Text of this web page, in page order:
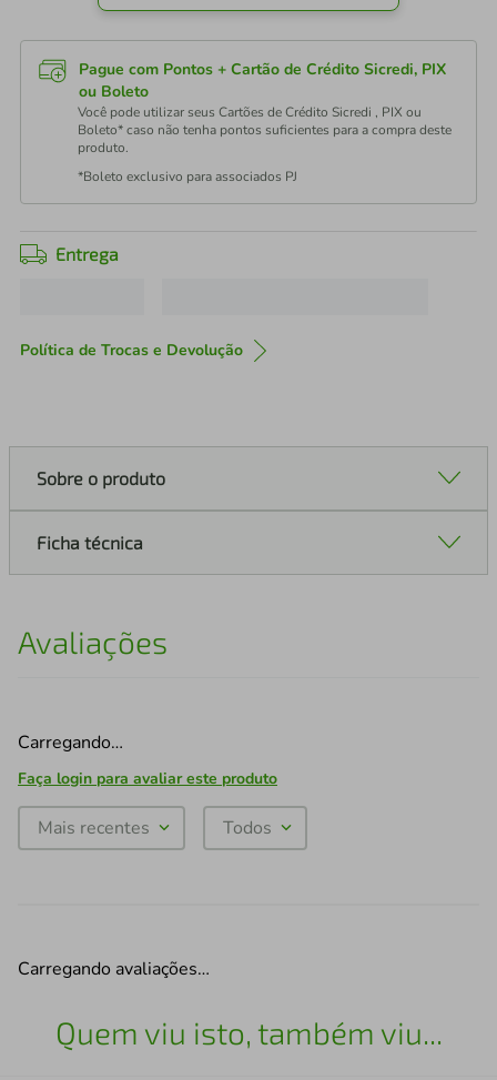
Pague com Pontos + Cartão de Crédito Sicredi, PIX
ou Boleto
Você pode utilizar seus Cartões de Crédito Sicredi , PIX ou
Boleto* caso não tenha pontos suficientes para a compra deste
produto.
*Boleto exclusivo para associados PJ
Entrega
Política de Trocas e Devolução
Sobre o produto
Ficha técnica
Avaliações
Carregando…
Faça login para avaliar este produto
Mais recentes Todos
Carregando avaliações…
Quem viu isto, também viu...